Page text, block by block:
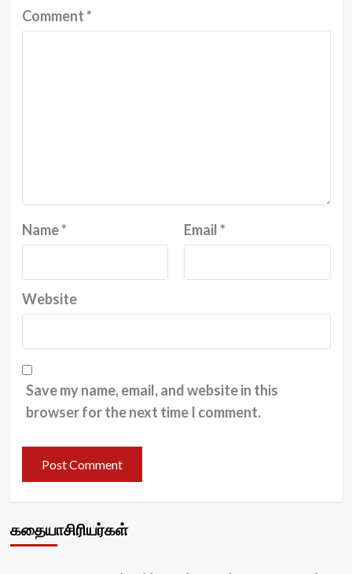
Comment*
Name* Email*
Website
Save my name, email, and website in this
browser for the next time I comment.
கதையாசிரியர்கள்